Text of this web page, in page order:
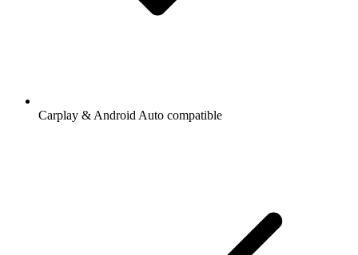
Carplay & Android Auto compatible